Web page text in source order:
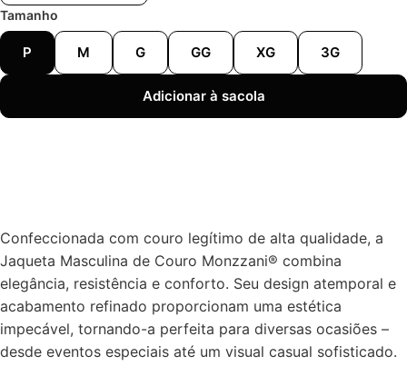
Tamanho
P M G GG XG 3G
Adicionar à sacola
Confeccionada com couro legítimo de alta qualidade, a
Jaqueta Masculina de Couro Monzzani® combina
elegância, resistência e conforto. Seu design atemporal e
acabamento refinado proporcionam uma estética
impecável, tornando-a perfeita para diversas ocasiões –
desde eventos especiais até um visual casual sofisticado.